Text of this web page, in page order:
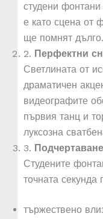
студени
е като сцена от
ще помнят дълго.
2. Перфектни
Светлината от
драматичен
видеографите
първия танц и
луксозна
3.
Студените
точната секунда
тържествено